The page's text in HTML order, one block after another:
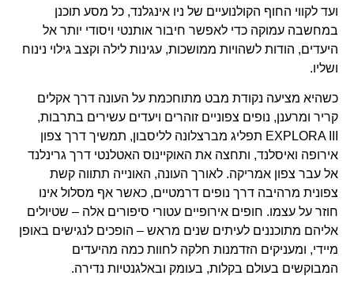
ועד לקווי החוף הקולנועיים של ניו אינגלנד, כל מסע תוכנן
במחשבה עמוקה כדי לאפשר חיבור אותנטי ויסודי יותר אל
היעדים, הודות לשהויות ממושכות, עגינות לילה וקצב גילוי נינוח
ושליו.
כשהיא מציעה נקודת מבט מתוחכמת על העונה דרך אקלים
קריר ומרענן, נופים צפוניים זוהרים ויעדים עשירים בתרבות,
EXPLORA III תפליג מברצלונה לליסבון, תמשיך דרך צפון
אירופה ואיסלנד, ותחצה את האוקיינוס האטלנטי דרך גרינלנד
אל עבר צפון אמריקה. לאורך העונה, האונייה תתווה קשת
צפונית מרהיבה דרך נופים דרמטיים, כאשר אף מסלול אינו
חוזר על עצמו. חופים אירופיים עטורי סיפורים אלה – שטיולים
אליהם מתוכננים לעיתים שנים מראש – הופכים לנגישים באופן
מיידי, ומעניקים הזדמנות חלקה לחוות כמה מהיעדים
המבוקשים בעולם בקלות, בעומק ובאלגנטיות נדירה.